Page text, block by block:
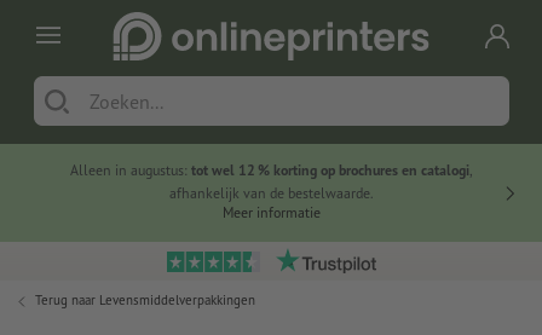
Alleen in augustus: tot wel 12 % korting op brochures en catalogi,
afhankelijk van de bestelwaarde.
Meer informatie
Terug naar Levensmiddelverpakkingen